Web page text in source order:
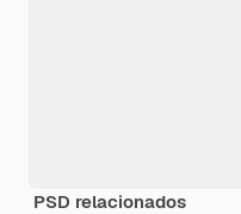
PSD relacionados